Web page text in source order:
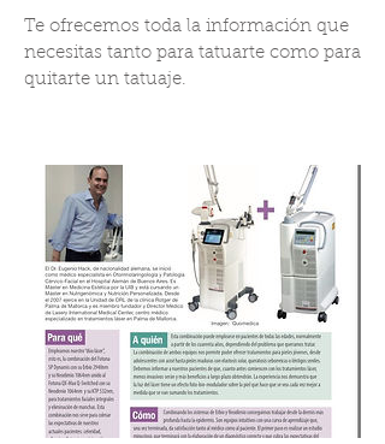
Te ofrecemos toda la información que
necesitas tanto para tatuarte como para
quitarte un tatuaje.